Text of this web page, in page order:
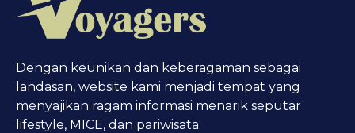
Dengan keunikan dan keberagaman sebagai
landasan, website kami menjadi tempat yang
menyajikan ragam informasi menarik seputar
lifestyle, MICE, dan pariwisata.